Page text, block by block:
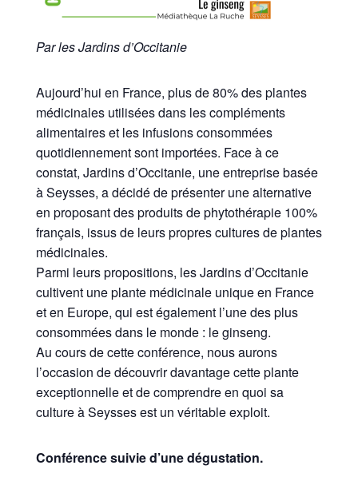
Par les Jardins d’Occitanie
Aujourd’hui en France, plus de 80% des plantes
médicinales utilisées dans les compléments
alimentaires et les infusions consommées
quotidiennement sont importées. Face à ce
constat, Jardins d’Occitanie, une entreprise basée
à Seysses, a décidé de présenter une alternative
en proposant des produits de phytothérapie 100%
français, issus de leurs propres cultures de plantes
médicinales.
Parmi leurs propositions, les Jardins d’Occitanie
cultivent une plante médicinale unique en France
et en Europe, qui est également l’une des plus
consommées dans le monde : le ginseng.
Au cours de cette conférence, nous aurons
l’occasion de découvrir davantage cette plante
exceptionnelle et de comprendre en quoi sa
culture à Seysses est un véritable exploit.
Conférence suivie d’une dégustation.